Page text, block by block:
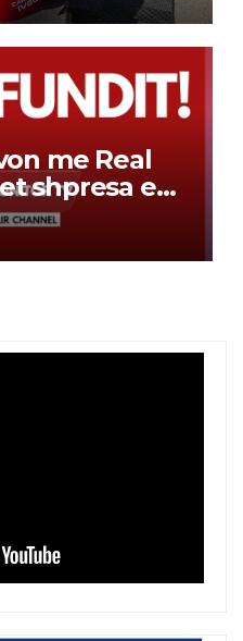
VLT
me Real
shpresa e
e